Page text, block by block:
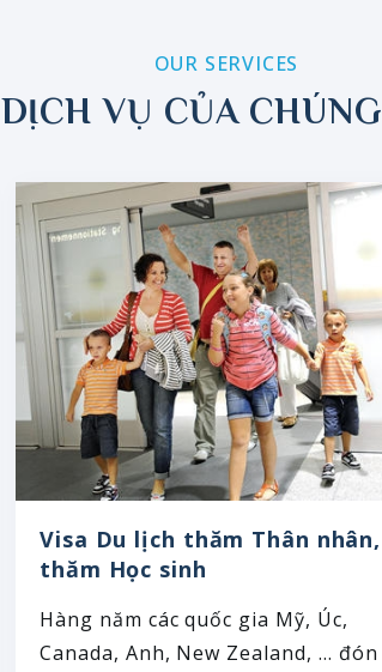
OUR SERVICES
DỊCH VỤ CỦA
Visa Du lịch thăm Thân nhân,
thăm Học sinh
Hàng năm các quốc gia Mỹ, Úc,
Canada, Anh, New Zealand, … đón